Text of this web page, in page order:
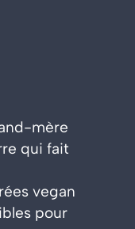
mère
qui fait
vegan
pour